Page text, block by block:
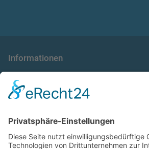
Informationen
Allgemeine Geschäftsbedingungen
Datenschutzerklärung